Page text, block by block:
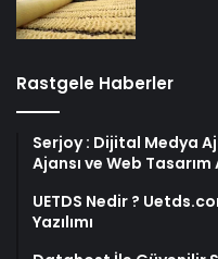
Rastgele Haberler
Serjoy : Dijital Medya
Ajansı ve Web Tasarım
UETDS Nedir ?
Yazılımı